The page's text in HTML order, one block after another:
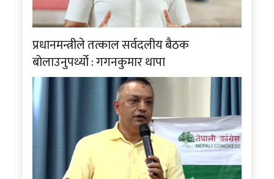
प्रधानमन्त्रीले तत्काल सर्वदलीय बैठक
बोलाउनुपर्थ्यो : गगनकुमार थापा